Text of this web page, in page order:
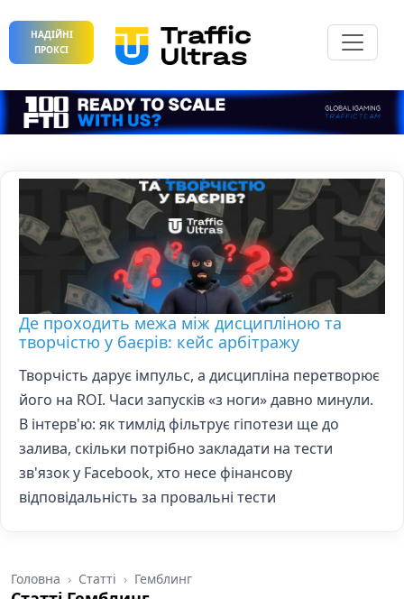
НАДІЙНІ
ПРОКСІ
Де проходить межа між дисципліною та
творчістю у баєрів: кейс арбітражу
Творчість дарує імпульс, а дисципліна перетворює
його на ROI. Часи запусків «з ноги» давно минули.
В інтерв'ю: як тимлід фільтрує гіпотези ще до
залива, скільки потрібно закладати на тести
зв'язок у Facebook, хто несе фінансову
відповідальність за провальні тести
Головна Статті Гемблинг